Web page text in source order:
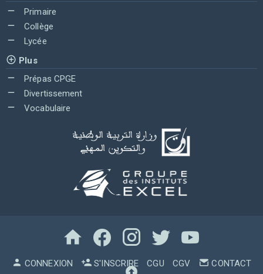
Primaire
Collège
Lycée
Plus
Prépas CPGE
Divertissement
Vocabulaire
CONNEXION S'INSCRIRE CGU CGV CONTACT